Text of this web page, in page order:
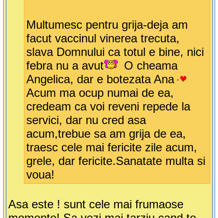
Multumesc pentru grija-deja am
facut vaccinul vinerea trecuta,
slava Domnului ca totul e bine, nici
febra nu a avut
O cheama
Angelica, dar e botezata Ana
Acum ma ocup numai de ea,
credeam ca voi reveni repede la
servici, dar nu cred asa
acum,trebue sa am grija de ea,
traesc cele mai fericite zile acum,
grele, dar fericite.Sanatate multa si
voua!
Asa este ! sunt cele mai frumaose